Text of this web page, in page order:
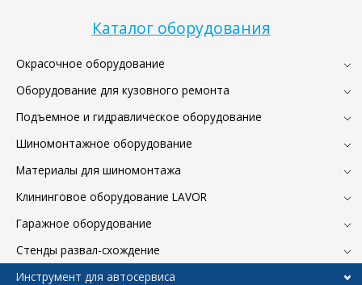
Каталог оборудования
Окрасочное оборудование
Оборудование для кузовного ремонта
Подъемное и гидравлическое оборудование
Шиномонтажное оборудование
Материалы для шиномонтажа
Клининговое оборудование LAVOR
Гаражное оборудование
Стенды развал-схождение
Инструмент для автосервиса